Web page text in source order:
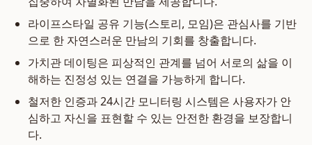
라이프스타일 공유 기능(스토리, 모임)은 관심사를 기반
으로 한 자연스러운 만남의 기회를 창출합니다.
가치관 데이팅은 피상적인 관계를 넘어 서로의 삶을 이
해하는 진정성 있는 연결을 가능하게 합니다.
철저한 인증과 24시간 모니터링 시스템은 사용자가 안
심하고 자신을 표현할 수 있는 안전한 환경을 보장합니
다.